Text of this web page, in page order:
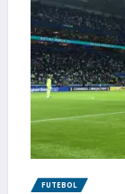
FUTEBOL